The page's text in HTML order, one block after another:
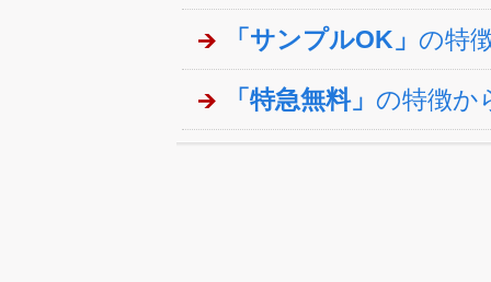
「サンプルOK」 の特
「特急無料」 の特徴か